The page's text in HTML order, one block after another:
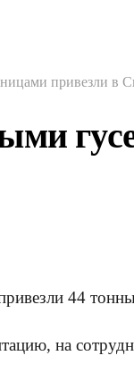
привезли в
44
на